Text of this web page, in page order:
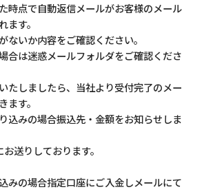
時点で自動返信メールがお客様のメール
ます。
ないか内容をご確認ください。
合は迷惑メールフォルダをご確認くださ
たしましたら、当社より受付完了のメー
ます。
込みの場合振込先・金額をお知らせしま
送りしております。
みの場合指定口座にご入金しメールにて